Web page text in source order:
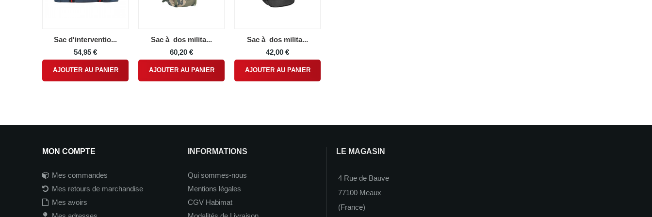
Sac d'interventio...
54,95 €
AJOUTER AU PANIER
Sac à dos milita...
60,20 €
AJOUTER AU PANIER
Sac à dos milita...
42,00 €
AJOUTER AU PANIER
MON COMPTE
Mes commandes
Mes retours de marchandise
Mes avoirs
INFORMATIONS
Qui sommes-nous
Mentions légales
CGV Habimat
LE MAGASIN
4 Rue de Bauve
77100 Meaux
(France)